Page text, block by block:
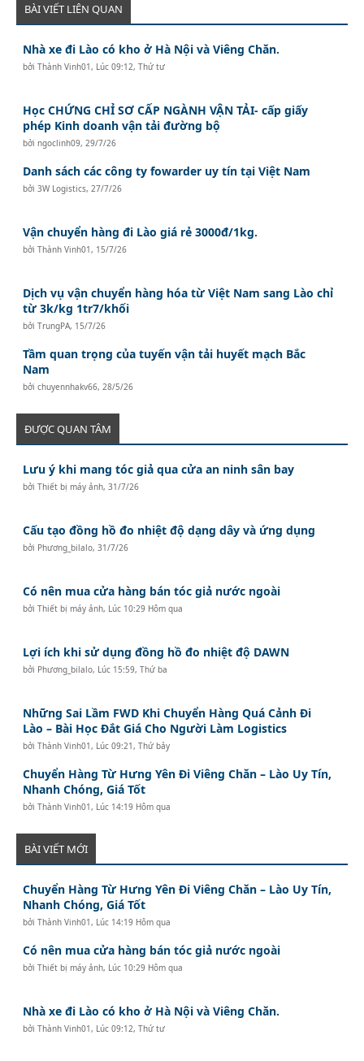
BÀI VIẾT LIÊN QUAN
Nhà xe đi Lào có kho ở Hà Nội và Viêng Chăn.
bởiThành Vinh01 , Lúc 09:12, Thứ tư
Học CHỨNG CHỈ SƠ CẤP NGÀNH VẬN TẢI- cấp giấy
phép Kinh doanh vận tải đường bộ
bởingoclinh09, 29/7/26
Danh sách các công ty fowarder uy tín tại Việt Nam
bởi3W Logistics, 27/7/26
Vận chuyển hàng đi Lào giá rẻ 3000đ/1kg.
bởiThành Vinh01 , 15/7/26
Dịch vụ vận chuyển hàng hóa từ Việt Nam sang Lào chỉ
từ 3k/kg 1tr7/khối
bởiTrungPA, 15/7/26
Tầm quan trọng của tuyến vận tải huyết mạch Bắc
Nam
bởichuyennhakv66, 28/5/26
ĐƯỢC QUAN TÂM
Lưu ý khi mang tóc giả qua cửa an ninh sân bay
bởiThiết bị máy ảnh,31/7/26
Cấu tạo đồng hồ đo nhiệt độ dạng dây và ứng dụng
bởi Phương_bilalo,31/7/26
Có nên mua cửa hàng bán tóc giả nước ngoài
bởiThiết bị máy ảnh, Lúc 10:29 Hôm qua
Lợi ích khi sử dụng đồng hồ đo nhiệt độ DAWN
bởi Phương_bilalo, Lúc 15:59, Thứ ba
Những Sai Lầm FWD Khi Chuyển Hàng Quá Cảnh Đi
Lào – Bài Học Đắt Giá Cho Người Làm Logistics
bởiThành Vinh01 , Lúc 09:21, Thứ bảy
Chuyển Hàng Từ Hưng Yên Đi Viêng Chăn – Lào Uy Tín,
Nhanh Chóng, Giá Tốt
bởiThành Vinh01 , Lúc 14:19 Hôm qua
BÀI VIẾT MỚI
Chuyển Hàng Từ Hưng Yên Đi Viêng Chăn – Lào Uy Tín,
Nhanh Chóng, Giá Tốt
bởiThành Vinh01 , Lúc 14:19 Hôm qua
Có nên mua cửa hàng bán tóc giả nước ngoài
bởiThiết bị máy ảnh, Lúc 10:29 Hôm qua
Nhà xe đi Lào có kho ở Hà Nội và Viêng Chăn.
bởiThành Vinh01 , Lúc 09:12, Thứ tư